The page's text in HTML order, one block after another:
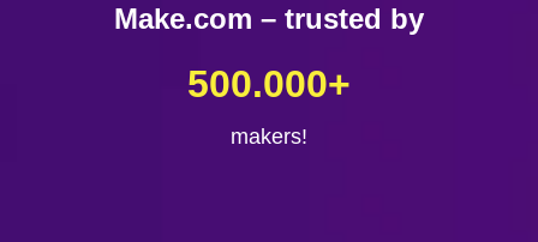
Make.com – trusted by
makers!
500.000+